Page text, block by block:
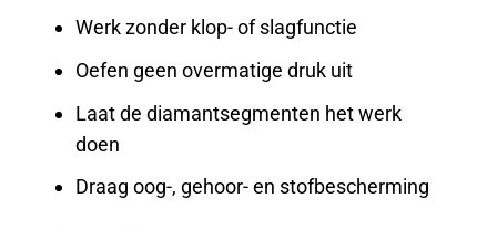
Werk zonder klop- of slagfunctie
Oefen geen overmatige druk uit
Laat de diamantsegmenten het werk
doen
Draag oog-, gehoor- en stofbescherming